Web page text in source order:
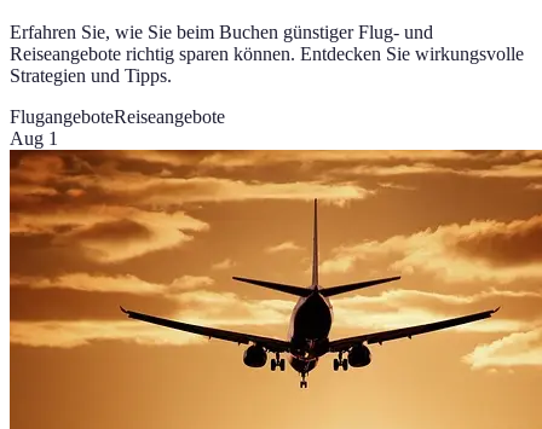
Erfahren Sie, wie Sie beim Buchen günstiger Flug- und
Reiseangebote richtig sparen können. Entdecken Sie wirkungsvolle
Strategien und Tipps.
FlugangeboteReiseangebote
Aug 1